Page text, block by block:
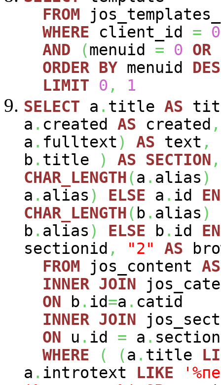
FROM
WHERE client_id =
0
AND
(menuid = 0 OR
ORDER BY menuid
LIMIT
0 ,
1
SELECT a . title AS
a . created AS created ,
a . fulltext) AS text ,
b . title ) AS SECTION ,
CHAR_LENGTH(a . alias )
a . alias ) ELSE a . id
CHAR_LENGTH( b . alias )
b . alias ) ELSE b . id
sectionid , "2" AS
FROM jos_content AS
INNER JOIN
ON b . id=a . catid
INNER JOIN
ON u . id = a .
WHERE
( (a . title
a . introtext LIKE